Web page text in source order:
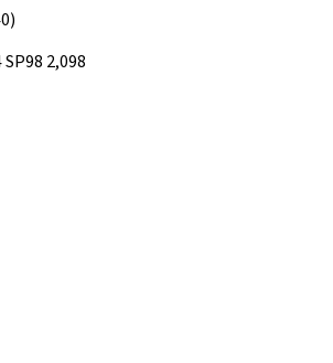
SP98 2,098